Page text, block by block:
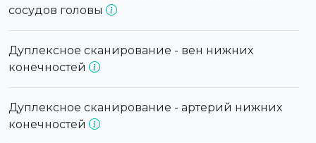
сосудов головы
Дуплексное сканирование - вен нижних
конечностей
Дуплексное сканирование - артерий нижних
конечностей